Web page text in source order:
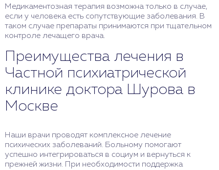
Медикаментозная терапия возможна только в случае,
если у человека есть сопутствующие заболевания. В
таком случае препараты принимаются при тщательном
контроле лечащего врача.
Преимущества лечения в
Частной психиатрической
клинике доктора Шурова в
Москве
Наши врачи проводят комплексное лечение
психических заболеваний. Больному помогают
успешно интегрироваться в социум и вернуться к
прежней жизни. При необходимости поддержка